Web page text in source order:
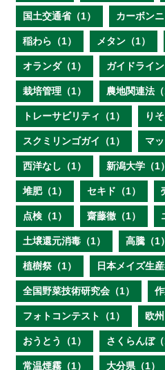
国土交通省（1） カーボン
稲わら（1） メタン（1）
オランダ（1） ガイドライン
栽培管理（1） 農地関連法（
トレーサビリティ（1） り
スクミリンゴガイ（1） マ
西洋なし（1） 新潟大学（1）
堆肥（1） セキド（1）
点検（1） 齋藤徹（1）
土壌還元消毒（1） 高騰（1）
植樹祭（1） 日本メイズ生
全国野菜技術研究会（1）
フォトコンテスト（1） 欧州
おうとう（1） さくらんぼ（
常温煙霧（1） 大分県（1）